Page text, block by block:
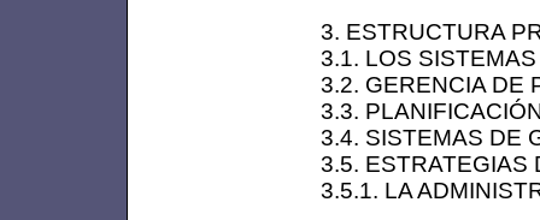
3. ESTRUCTURA
3.1. LOS
3.2. GERENCIA DE
3.3.
3.4. SISTEMAS DE
3.5. ESTRATEGIAS
3.5.1. LA